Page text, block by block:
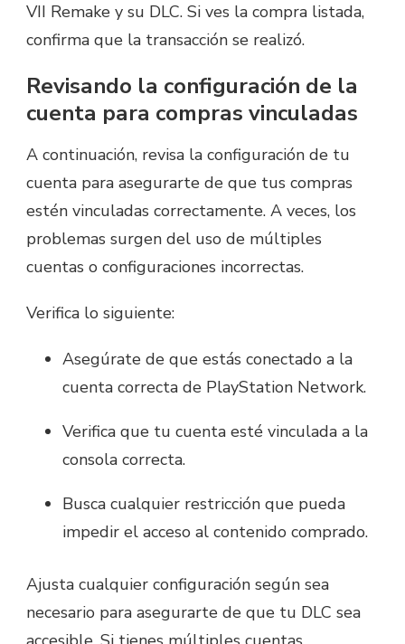
VII Remake y su DLC. Si ves la compra listada,
confirma que la transacción se realizó.
Revisando la configuración de la
cuenta para compras vinculadas
A continuación, revisa la configuración de tu
cuenta para asegurarte de que tus compras
estén vinculadas correctamente. A veces, los
problemas surgen del uso de múltiples
cuentas o configuraciones incorrectas.
Verifica lo siguiente:
Asegúrate de que estás conectado a la
cuenta correcta de PlayStation Network.
Verifica que tu cuenta esté vinculada a la
consola correcta.
Busca cualquier restricción que pueda
impedir el acceso al contenido comprado.
Ajusta cualquier configuración según sea
necesario para asegurarte de que tu DLC sea